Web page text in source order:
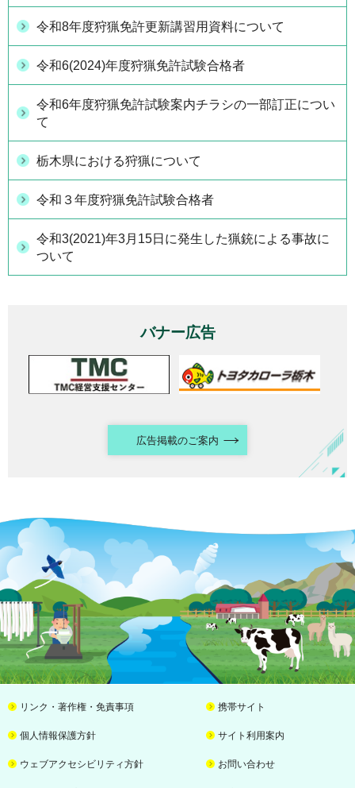
令和8年度狩猟免許更新講習用資料について
令和6(2024)年度狩猟免許試験合格者
令和6年度狩猟免許試験案内チラシの一部訂正につい
て
栃木県における狩猟について
令和３年度狩猟免許試験合格者
令和3(2021)年3月15日に発生した猟銃による事故に
ついて
バナー広告
広告掲載のご案内
リンク・著作権・免責事項 携帯サイト
個人情報保護方針 サイト利用案内
ウェブアクセシビリティ方針 お問い合わせ